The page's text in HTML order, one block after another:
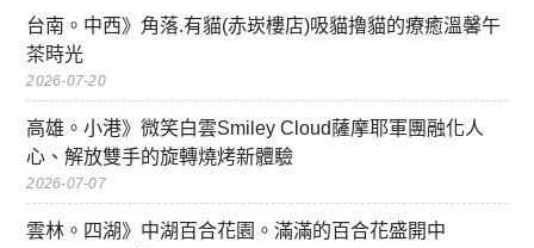
台南。中西》角落.有貓(赤崁樓店)吸貓擼貓的療癒溫馨午
茶時光
2026-07-20
高雄。小港》微笑白雲Smiley Cloud薩摩耶軍團融化人
心、解放雙手的旋轉燒烤新體驗
2026-07-07
雲林。四湖》中湖百合花園。滿滿的百合花盛開中